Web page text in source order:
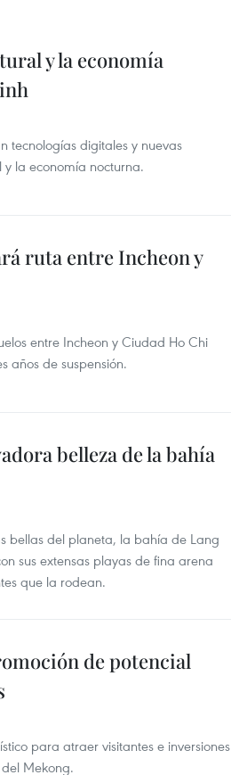
y la economía
tecnologías digitales y nuevas
la economía nocturna.
ruta entre Incheon y
entre Incheon y Ciudad Ho Chi
años de suspensión.
belleza de la bahía
bellas del planeta, la bahía de Lang
sus extensas playas de fina arena
que la rodean.
de potencial
para atraer visitantes e inversiones
Mekong.